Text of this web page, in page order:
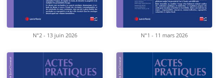
N°2 - 13 juin 2026 N°1 - 11 mars 2026